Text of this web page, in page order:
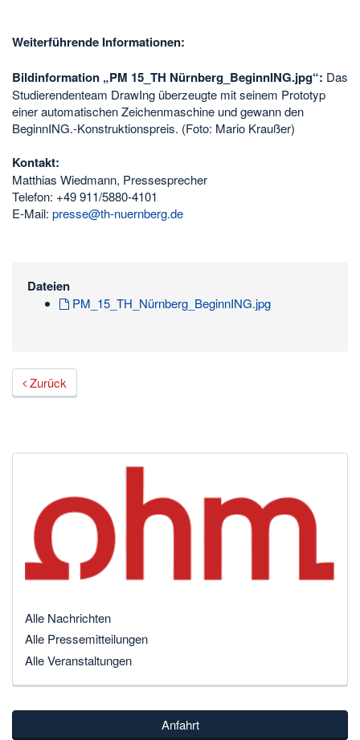
Weiterführende Informationen:
Bildinformation „PM 15_TH Nürnberg_BeginnING.jpg“: Das
Studierendenteam DrawIng überzeugte mit seinem Prototyp
einer automatischen Zeichenmaschine und gewann den
BeginnING.-Konstruktionspreis. (Foto: Mario Kraußer)
Kontakt:
Matthias Wiedmann, Pressesprecher
Telefon: +49 911/5880-4101
E-Mail: presse@th-nuernberg.de
Dateien
PM_15_TH_Nürnberg_BeginnING.jpg
Zurück
Alle Nachrichten
Alle Pressemitteilungen
Alle Veranstaltungen
Anfahrt